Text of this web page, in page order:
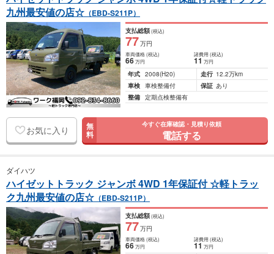
九州最安値の店☆ （EBD-S211P）
支払総額(税込)
77万円
車両価格(税込)
66万円
諸費用 (税込)
11 万円
年式 2008(H20) 走行 12.2万km
車検 車検整備付 保証 あり
整備 定期点検整備有
お気に入り 無
料
今すぐ在庫確認・見積り依頼
電話する
ダイハツ
ハイゼットトラック ジャンボ 4WD 1年保証付 ☆軽トラッ
ク九州最安値の店☆ （EBD-S211P）
支払総額(税込)
77万円
車両価格(税込)
66万円
諸費用 (税込)
11 万円